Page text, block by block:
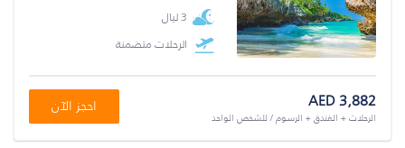
3 ليال
الرحلات متضمنة
AED 3,882
الرحلات + الفندق + الرسوم / للشخص الواحد
احجز الآن